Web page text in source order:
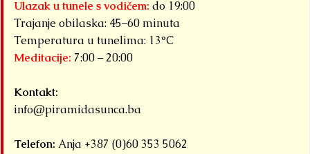
događaja
okupljena pod
zajedničkim
nazivom...
Ulazak u tunele s vodičem: do 19:00
Trajanje obilaska: 45–60 minuta
Temperatura u tunelima: 13°C
Meditacije: 7:00 – 20:00
Kontakt:
info@piramidasunca.ba
Telefon: Anja +387 (0)60 353 5062